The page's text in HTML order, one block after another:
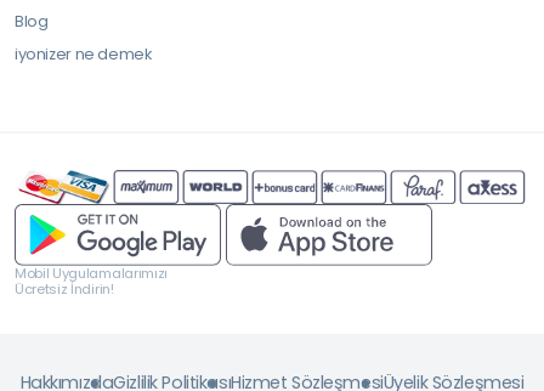
Blog
iyonizer ne demek
Mobil Uygulamalarımızı
Ücretsiz İndirin!
HakkımızdaGizlilik PolitikasıHizmet SözleşmesiÜyelik Sözleşmesi